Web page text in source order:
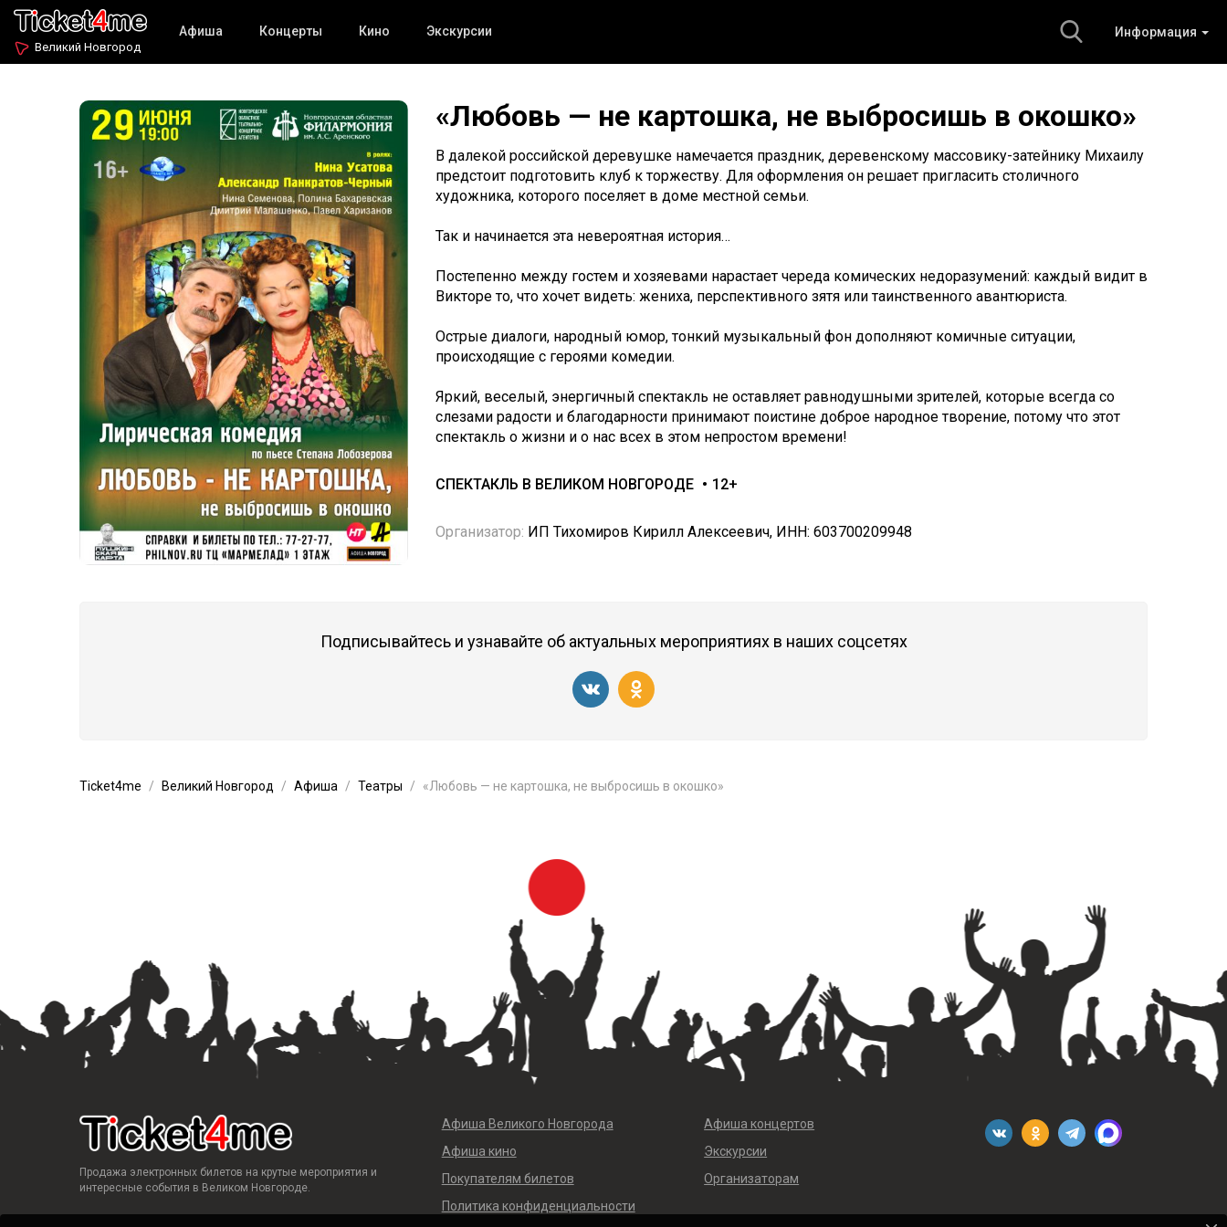
Великий Новгород
Информация
Афиша Концерты Кино Экскурсии
«Любовь — не картошка, не выбросишь в окошко»
В далекой российской деревушке намечается праздник, деревенскому массовику-затейнику Михаилу
предстоит подготовить клуб к торжеству. Для оформления он решает пригласить столичного
художника, которого поселяет в доме местной семьи.
Так и начинается эта невероятная история…
Постепенно между гостем и хозяевами нарастает череда комических недоразумений: каждый видит в
Викторе то, что хочет видеть: жениха, перспективного зятя или таинственного авантюриста.
Острые диалоги, народный юмор, тонкий музыкальный фон дополняют комичные ситуации,
происходящие с героями комедии.
Яркий, веселый, энергичный спектакль не оставляет равнодушными зрителей, которые всегда со
слезами радости и благодарности принимают поистине доброе народное творение, потому что этот
спектакль о жизни и о нас всех в этом непростом времени!
СПЕКТАКЛЬ В ВЕЛИКОМ НОВГОРОДЕ 12+
Организатор: ИП Тихомиров Кирилл Алексеевич, ИНН: 603700209948
Подписывайтесь и узнавайте об актуальных мероприятиях в наших соцсетях
Ticket4me Великий Новгород Афиша Театры «Любовь — не картошка, не выбросишь в окошко»
Продажа электронных билетов на крутые мероприятия и
интересные события в Великом Новгороде.
Афиша Великого Новгорода
Афиша концертов
Афиша кино
Экскурсии
Покупателям билетов
Организаторам
Политика конфиденциальности